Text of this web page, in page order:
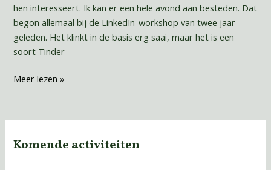
hen interesseert. Ik kan er een hele avond aan besteden. Dat
begon allemaal bij de LinkedIn-workshop van twee jaar
geleden. Het klinkt in de basis erg saai, maar het is een
soort Tinder
Meer lezen »
Komende activiteiten